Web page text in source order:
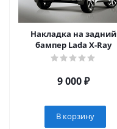
Накладка на задний
бампер Lada X-Ray
9 000₽
В корзину